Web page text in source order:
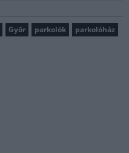
Győr parkolók
parkolóház